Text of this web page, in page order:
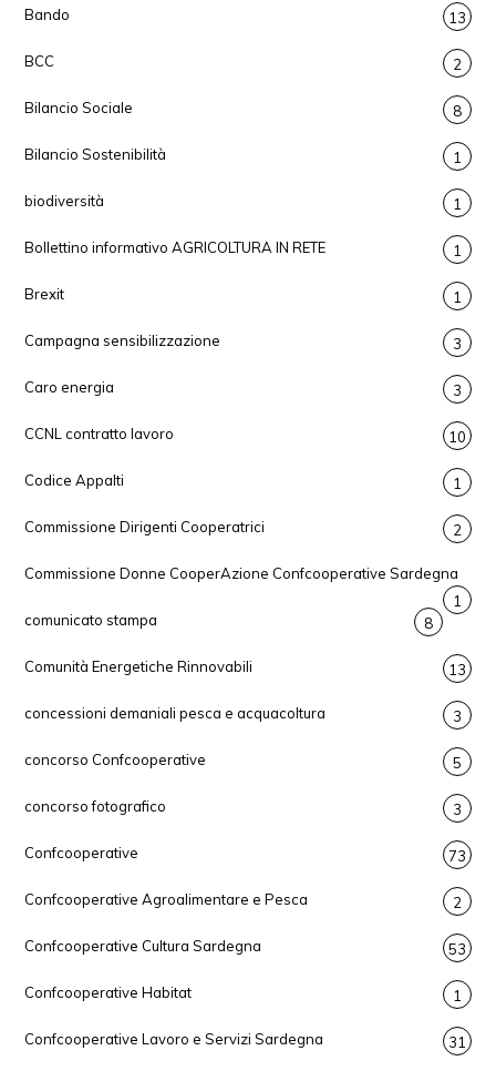
Bando 13
BCC 2
Bilancio Sociale 8
Bilancio Sostenibilità 1
biodiversità 1
Bollettino informativo AGRICOLTURA IN RETE 1
Brexit 1
Campagna sensibilizzazione 3
Caro energia 3
CCNL contratto lavoro 10
Codice Appalti 1
Commissione Dirigenti Cooperatrici 2
Commissione Donne CooperAzione Confcooperative Sardegna
1
comunicato stampa
8
Comunità Energetiche Rinnovabili 13
concessioni demaniali pesca e acquacoltura 3
concorso Confcooperative 5
concorso fotografico 3
Confcooperative 73
Confcooperative Agroalimentare e Pesca 2
Confcooperative Cultura Sardegna 53
Confcooperative Habitat 1
Confcooperative Lavoro e Servizi Sardegna 31